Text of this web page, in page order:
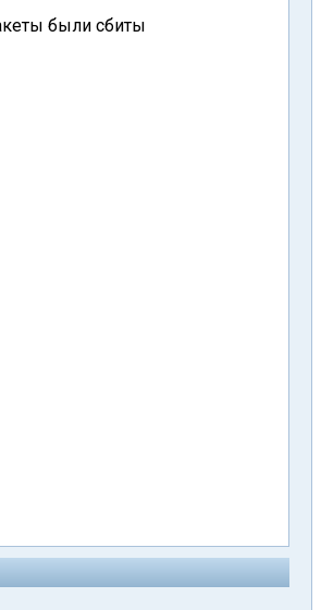
были сбиты